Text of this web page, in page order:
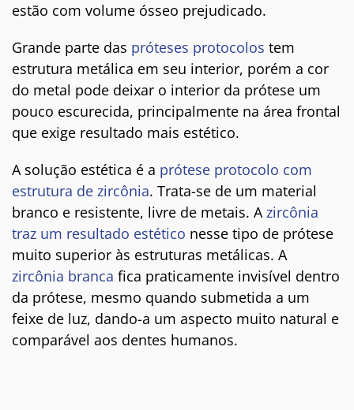
estão com volume ósseo prejudicado.
Grande parte das próteses protocolos tem
estrutura metálica em seu interior, porém a cor
do metal pode deixar o interior da prótese um
pouco escurecida, principalmente na área frontal
que exige resultado mais estético.
A solução estética é a prótese protocolo com
estrutura de zircônia. Trata-se de um material
branco e resistente, livre de metais. Azircônia
traz um resultado estético nesse tipo de prótese
muito superior às estruturas metálicas. A
zircônia branca fica praticamente invisível dentro
da prótese, mesmo quando submetida a um
feixe de luz, dando-a um aspecto muito natural e
comparável aos dentes humanos.